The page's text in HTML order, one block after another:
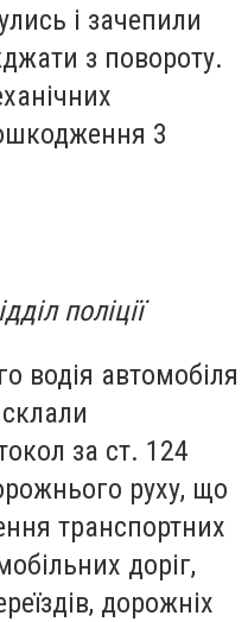
і зачепили
з повороту.
3
поліції
водія автомобіля
за ст. 124
руху, що
транспортних
доріг,
дорожніх